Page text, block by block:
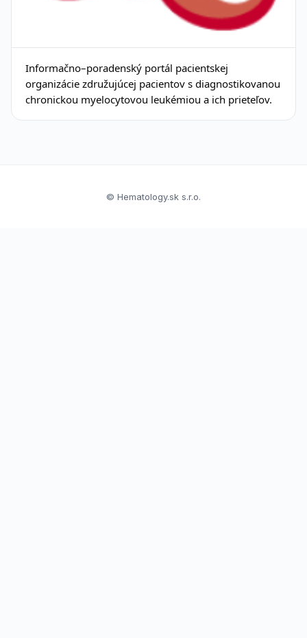
Informačno–poradenský portál pacientskej
organizácie združujúcej pacientov s diagnostikovanou
chronickou myelocytovou leukémiou a ich prieteľov.
© Hematology.sk s.r.o.